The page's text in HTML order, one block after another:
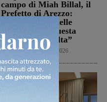
campo di Miah Billal, il
Prefetto di Arezzo:
“L’attenzione delle
istituzioni su questa
vicenda resta alta”
Cronaca 6 Agosto 2026